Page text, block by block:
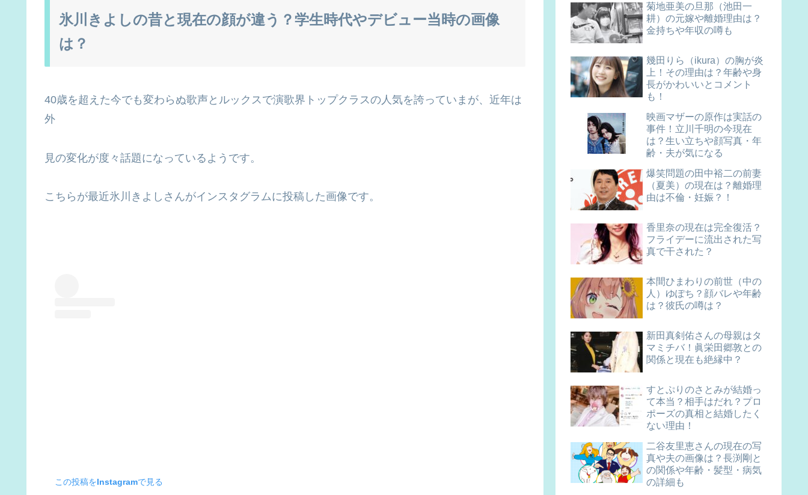
氷川きよしの昔と現在の顔が違う？学生時代やデビュー当時の画像
は？
40歳を超えた今でも変わらぬ歌声とルックスで演歌界トップクラスの人気を誇っていまが、近年は
外
見の変化が度々話題になっているようです。
こちらが最近氷川きよしさんがインスタグラムに投稿した画像です。
この投稿をInstagramで見る
菊地亜美の旦那（池田一
耕）の元嫁や離婚理由は？
金持ちや年収の噂も
幾田りら（ikura）の胸が炎
上！その理由は？年齢や身
長がかわいいとコメント
も！
映画マザーの原作は実話の
事件！立川千明の今現在
は？生い立ちや顔写真・年
齢・夫が気になる
爆笑問題の田中裕二の前妻
（夏美）の現在は？離婚理
由は不倫・妊娠？！
香里奈の現在は完全復活？
フライデーに流出された写
真で干された？
本間ひまわりの前世（中の
人）ゆぽち？顔バレや年齢
は？彼氏の噂は？
新田真剣佑さんの母親はタ
マミチバ！眞栄田郷敦との
関係と現在も絶縁中？
すとぷりのさとみが結婚っ
て本当？相手はだれ？プロ
ポーズの真相と結婚したく
ない理由！
二谷友里恵さんの現在の写
真や夫の画像は？長渕剛と
の関係や年齢・髪型・病気
の詳細も